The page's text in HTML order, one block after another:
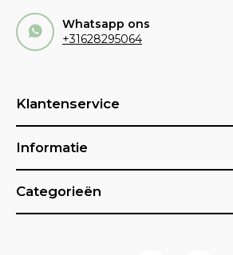
Whatsapp ons
+31628295064
Klantenservice
Informatie
Categorieën